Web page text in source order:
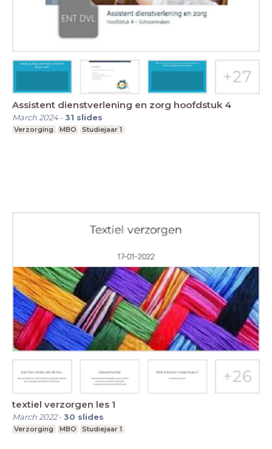
Assistent dienstverlening en zorg hoofdstuk 4
March 2024-31 slides
Verzorging MBO Studiejaar 1
textiel verzorgen les 1
March 2022-30 slides
Verzorging MBO Studiejaar 1